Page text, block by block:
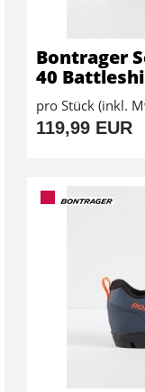
Bontrager
40
pro Stück (inkl.
119,99 EUR